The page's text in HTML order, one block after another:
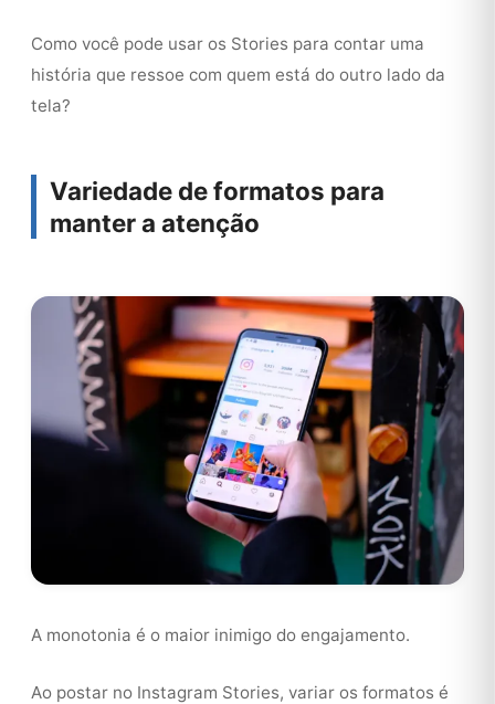
Como você pode usar os Stories para contar uma
história que ressoe com quem está do outro lado da
tela?
Variedade de formatos para
manter a atenção
A monotonia é o maior inimigo do engajamento.
Ao postar no Instagram Stories, variar os formatos é